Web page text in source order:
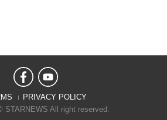
PRIVACY POLICY
STARNEWS All right reserved.